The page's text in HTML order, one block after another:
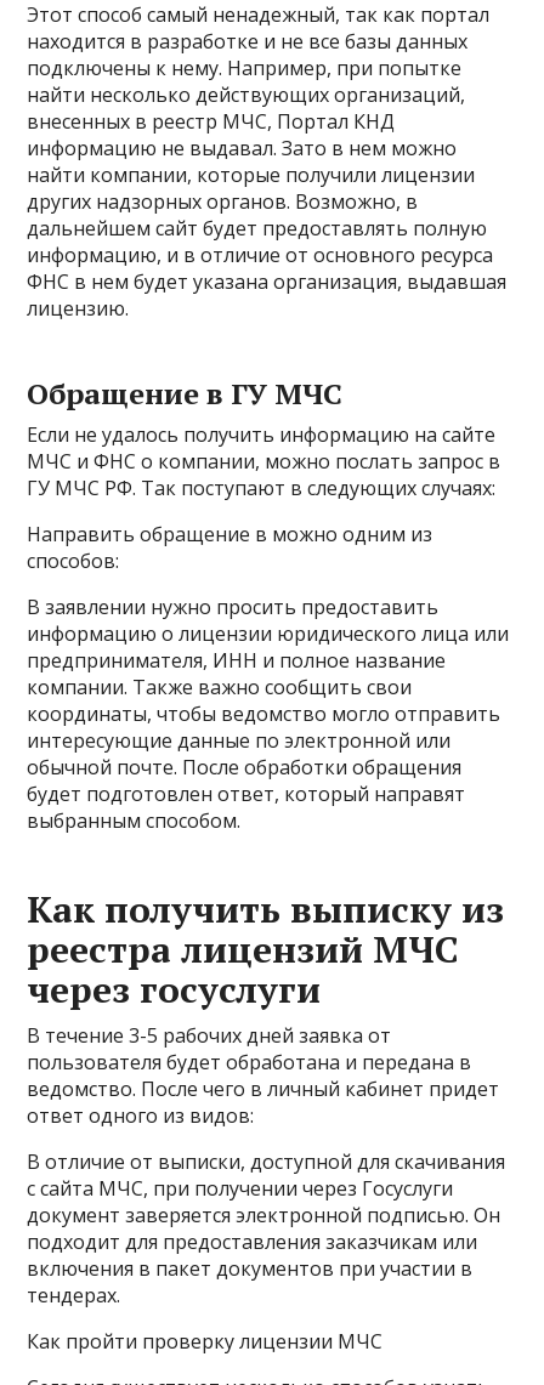
Этот способ самый ненадежный, так как портал
находится в разработке и не все базы данных
подключены к нему. Например, при попытке
найти несколько действующих организаций,
внесенных в реестр МЧС, Портал КНД
информацию не выдавал. Зато в нем можно
найти компании, которые получили лицензии
других надзорных органов. Возможно, в
дальнейшем сайт будет предоставлять полную
информацию, и в отличие от основного ресурса
ФНС в нем будет указана организация, выдавшая
лицензию.
Обращение в ГУ МЧС
Если не удалось получить информацию на сайте
МЧС и ФНС о компании, можно послать запрос в
ГУ МЧС РФ. Так поступают в следующих случаях:
Направить обращение в можно одним из
способов:
В заявлении нужно просить предоставить
информацию о лицензии юридического лица или
предпринимателя, ИНН и полное название
компании. Также важно сообщить свои
координаты, чтобы ведомство могло отправить
интересующие данные по электронной или
обычной почте. После обработки обращения
будет подготовлен ответ, который направят
выбранным способом.
Как получить выписку из
реестра лицензий МЧС
через госуслуги
В течение 3-5 рабочих дней заявка от
пользователя будет обработана и передана в
ведомство. После чего в личный кабинет придет
ответ одного из видов:
В отличие от выписки, доступной для скачивания
с сайта МЧС, при получении через Госуслуги
документ заверяется электронной подписью. Он
подходит для предоставления заказчикам или
включения в пакет документов при участии в
тендерах.
Как пройти проверку лицензии МЧС